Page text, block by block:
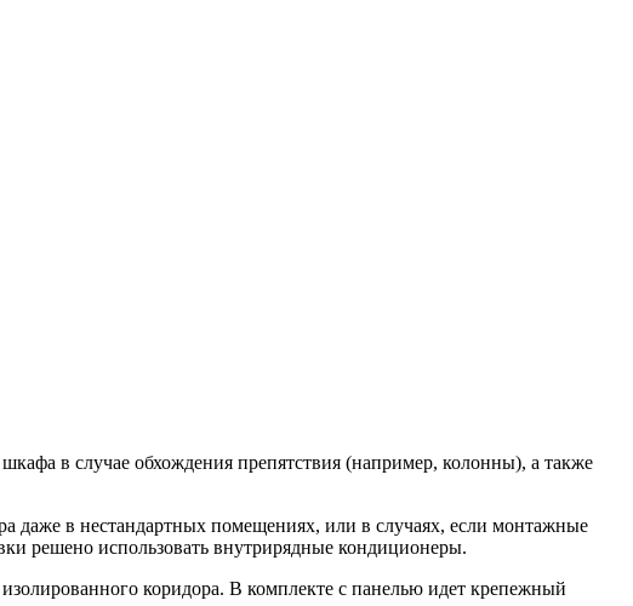
в случае обхождения препятствия (например, колонны), а также
даже в нестандартных помещениях, или в случаях, если монтажные
решено использовать внутрирядные кондиционеры.
коридора. В комплекте с панелью идет крепежный